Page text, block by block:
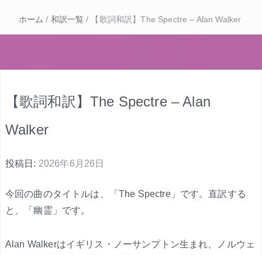
ホーム / 和訳一覧 / 【歌詞和訳】The Spectre – Alan Walker
【歌詞和訳】The Spectre – Alan
Walker
投稿日: 2026年6月26日
今回の曲のタイトルは、「The Spectre」です。直訳する
と、「幽霊」です。
Alan Walkerはイギリス・ノーサンプトン生まれ、ノルウェ